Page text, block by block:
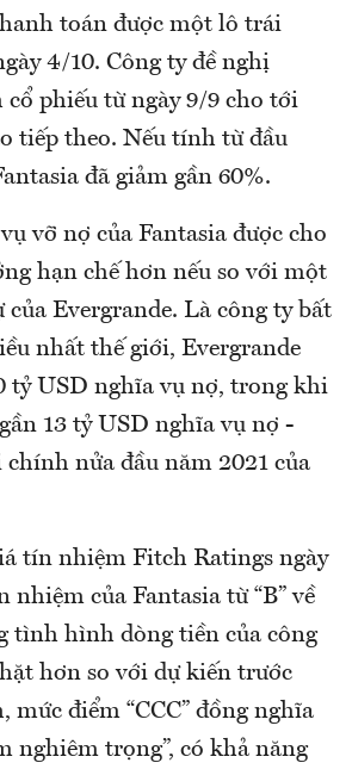
toán được một lô trái
4/10. Công ty đề nghị
cổ phiếu từ ngày 9/9 cho tới
tiếp theo. Nếu tính từ đầu
đã giảm gần 60%.
vỡ nợ của Fantasia được cho
hạn chế hơn nếu so với một
Evergrande. Là công ty bất
nhất thế giới, Evergrande
tỷ USD nghĩa vụ nợ, trong khi
13 tỷ USD nghĩa vụ nợ -
chính nửa đầu năm 2021 của
tín nhiệm Fitch Ratings ngày
nhiệm của Fantasia từ “B” về
tình hình dòng tiền của công
hơn so với dự kiến trước
mức điểm “CCC” đồng nghĩa
nghiêm trọng”, có khả năng